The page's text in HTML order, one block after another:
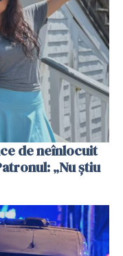
de neînlocuit
„Nu știu